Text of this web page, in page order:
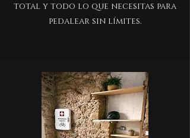
total y todo lo que necesitas para
pedalear sin límites.